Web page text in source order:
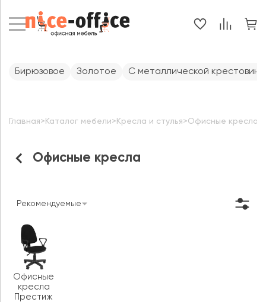
Офисные кресла
Главная> Каталог мебели> Кресла и стулья>Офисные кресла
Бирюзовое Золотое С металлической
Рекомендуемые
Офисные
кресла
Престиж